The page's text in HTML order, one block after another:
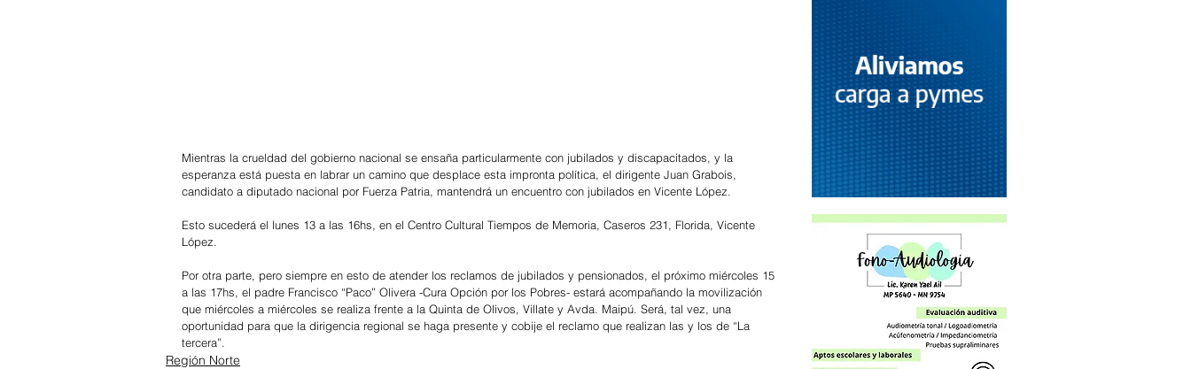
Mientras la crueldad del gobierno nacional se ensaña particularmente con jubilados y discapacitados, y la
esperanza está puesta en labrar un camino que desplace esta impronta política, el dirigente Juan Grabois,
candidato a diputado nacional por Fuerza Patria, mantendrá un encuentro con jubilados en Vicente López.
Esto sucederá el lunes 13 a las 16hs, en el Centro Cultural Tiempos de Memoria, Caseros 231, Florida, Vicente
López.
Por otra parte, pero siempre en esto de atender los reclamos de jubilados y pensionados, el próximo miércoles 15
a las 17hs, el padre Francisco “Paco” Olivera -Cura Opción por los Pobres- estará acompañando la movilización
que miércoles a miércoles se realiza frente a la Quinta de Olivos, Villate y Avda. Maipú. Será, tal vez, una
oportunidad para que la dirigencia regional se haga presente y cobije el reclamo que realizan las y los de “La
tercera”.
Región Norte